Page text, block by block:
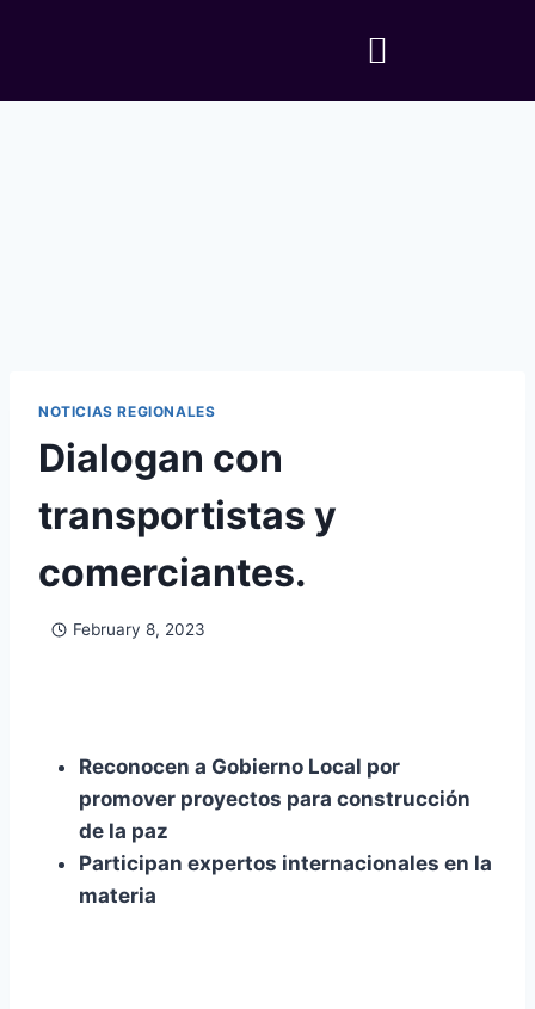
NOTICIAS REGIONALES
Dialogan con
transportistas y
comerciantes.
February 8, 2023
Reconocen a Gobierno Local por
promover proyectos para construcción
de la paz
Participan expertos internacionales en la
materia